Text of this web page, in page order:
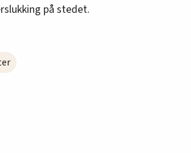
på stedet.